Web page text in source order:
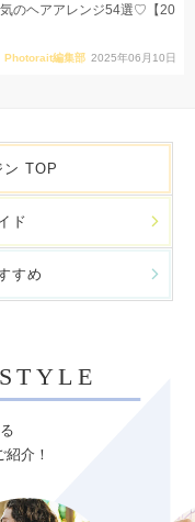
のヘアアレンジ54選♡【20
Photorait編集部 2025年06月10日
TOP
ド
すめ
介！